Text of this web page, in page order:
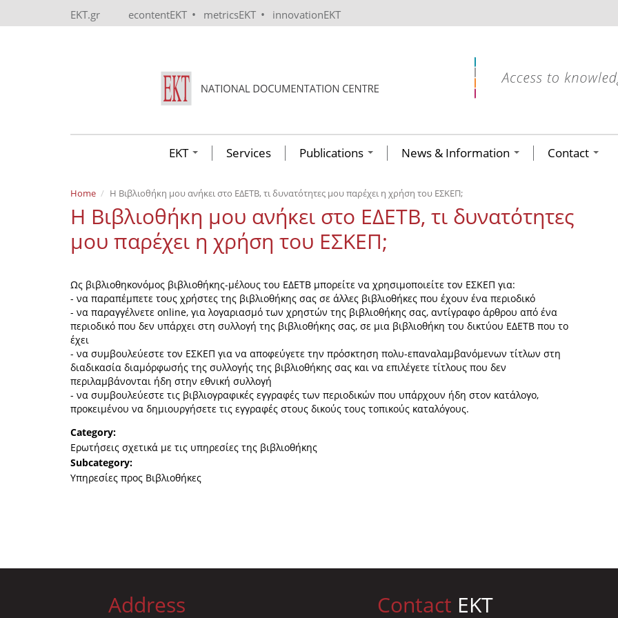
EKT.gr econtentEKT • metricsEKT • innovationEKT
EKT Services Publications News & Information Contact
Home Η Βιβλιοθήκη μου ανήκει στο ΕΔΕΤΒ, τι δυνατότητες μου παρέχει η χρήση του ΕΣΚΕΠ;
Η Βιβλιοθήκη μου ανήκει στο ΕΔΕΤΒ, τι δυνατότητες
μου παρέχει η χρήση του ΕΣΚΕΠ;
Ως βιβλιοθηκονόμος βιβλιοθήκης-μέλους του ΕΔΕΤΒ μπορείτε να χρησιμοποιείτε τον ΕΣΚΕΠ για:
- να παραπέμπετε τους χρήστες της βιβλιοθήκης σας σε άλλες βιβλιοθήκες που έχουν ένα περιοδικό
- να παραγγέλνετε online, για λογαριασμό των χρηστών της βιβλιοθήκης σας, αντίγραφο άρθρου από ένα
περιοδικό που δεν υπάρχει στη συλλογή της βιβλιοθήκης σας, σε μια βιβλιοθήκη του δικτύου ΕΔΕΤΒ που το
έχει
- να συμβουλεύεστε τον ΕΣΚΕΠ για να αποφεύγετε την πρόσκτηση πολυ-επαναλαμβανόμενων τίτλων στη
διαδικασία διαμόρφωσής της συλλογής της βιβλιοθήκης σας και να επιλέγετε τίτλους που δεν
περιλαμβάνονται ήδη στην εθνική συλλογή
- να συμβουλεύεστε τις βιβλιογραφικές εγγραφές των περιοδικών που υπάρχουν ήδη στον κατάλογο,
προκειμένου να δημιουργήσετε τις εγγραφές στους δικούς τους τοπικούς καταλόγους.
Category:
Ερωτήσεις σχετικά με τις υπηρεσίες της βιβλιοθήκης
Subcategory:
Υπηρεσίες προς Βιβλιοθήκες
Address Contact EKT